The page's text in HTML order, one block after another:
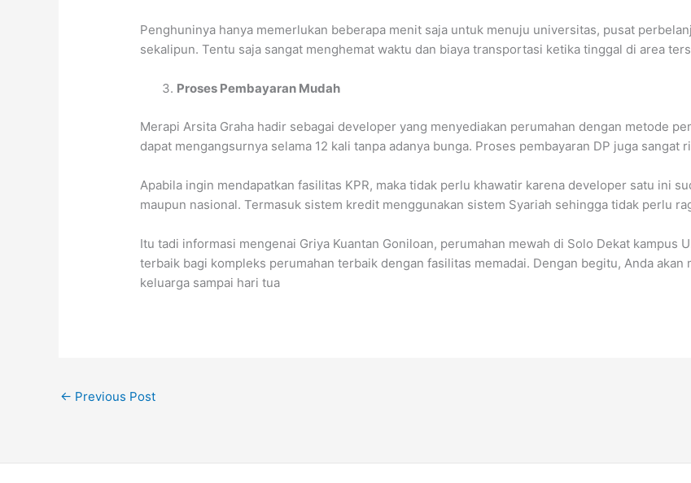
Penghuninya hanya memerlukan beberapa menit saja untuk menuju universitas, pusat
sekalipun. Tentu saja sangat menghemat waktu dan biaya transportasi ketika tinggal di area
Proses Pembayaran Mudah
Merapi Arsita Graha hadir sebagai developer yang menyediakan perumahan dengan metode
dapat mengangsurnya selama 12 kali tanpa adanya bunga. Proses pembayaran DP juga sangat
Apabila ingin mendapatkan fasilitas KPR, maka tidak perlu khawatir karena developer satu ini
maupun nasional. Termasuk sistem kredit menggunakan sistem Syariah sehingga tidak perlu
Itu tadi informasi mengenai Griya Kuantan Goniloan, perumahan mewah di Solo Dekat kampus
terbaik bagi kompleks perumahan terbaik dengan fasilitas memadai. Dengan begitu, Anda akan
keluarga sampai hari tua
← Previous Post